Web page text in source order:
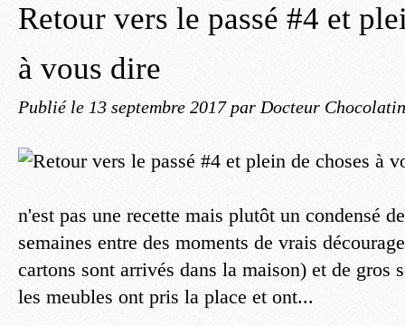
Retour vers le passé #4 et
à vous dire
Publié le 13 septembre 2017 par Docteur
n'est pas une recette mais plutôt un condensé
semaines entre des moments de vrais
cartons sont arrivés dans la maison) et de gros
les meubles ont pris la place et ont...